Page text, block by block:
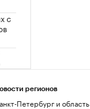
с
регионов
Петербург и область